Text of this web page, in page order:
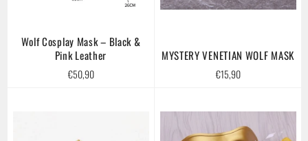
Wolf Cosplay Mask – Black &
Pink Leather
Regular
€50,90
MYSTERY VENETIAN WOLF MASK
Regular
€15,90